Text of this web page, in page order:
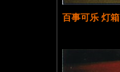
百事可乐 灯箱